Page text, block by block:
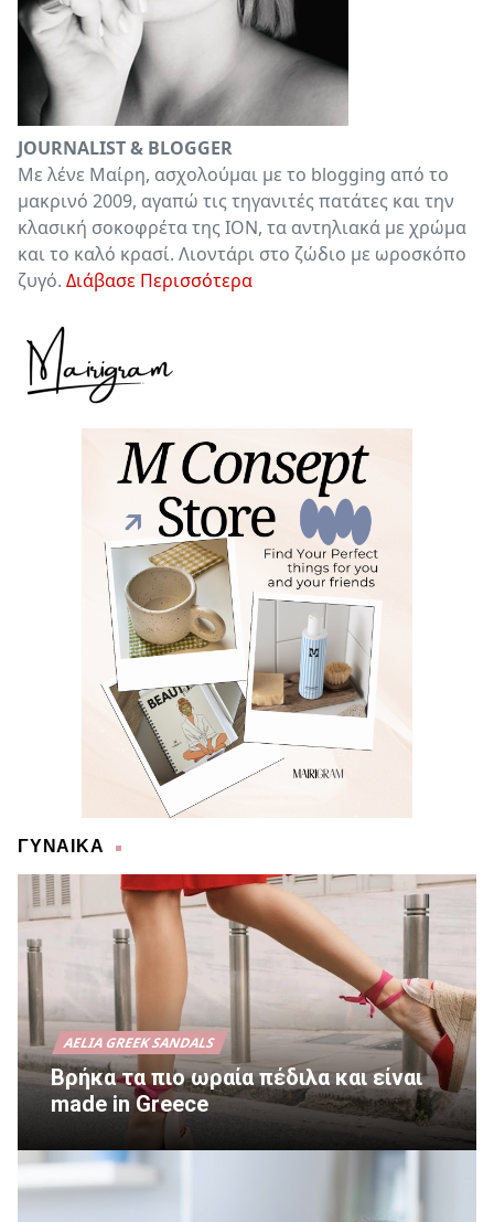
JOURNALIST & BLOGGER
Με λένε Μαίρη, ασχολούμαι με το blogging από το
μακρινό 2009, αγαπώ τις τηγανιτές πατάτες και την
κλασική σοκοφρέτα της ΙΟΝ, τα αντηλιακά με χρώμα
και το καλό κρασί. Λιοντάρι στο ζώδιο με ωροσκόπο
ζυγό. Διάβασε Περισσότερα
ΓΥΝΑΙΚΑ
AELIA GREEK SANDALS
Βρήκα τα πιο ωραία πέδιλα και είναι
made in Greece